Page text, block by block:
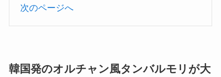
次のページへ
韓国発のオルチャン風タンバルモリが大